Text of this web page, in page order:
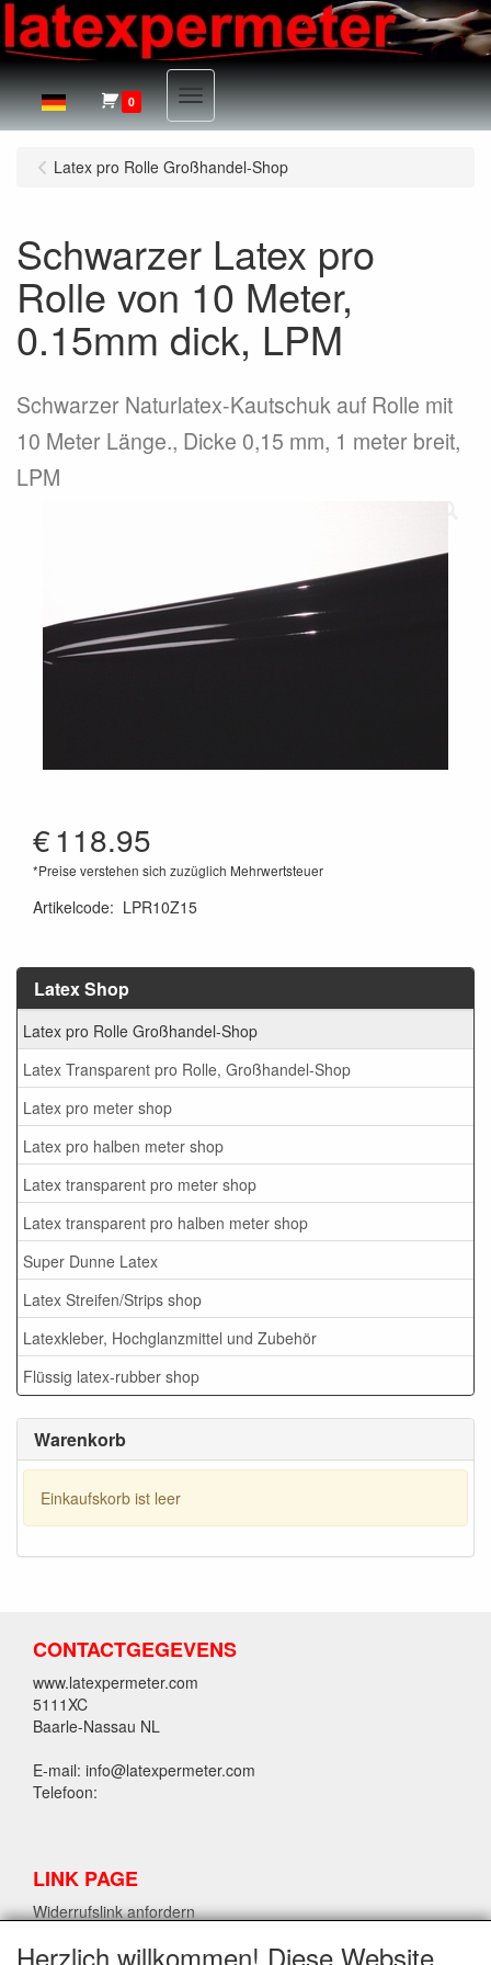
0 Menu
Latex Shop
Latex pro Rolle Großhandel-Shop
Latex Transparent pro Rolle, Großhandel-Shop
Latex pro meter shop
Latex pro halben meter shop
Latex transparent pro meter shop
Latex transparent pro halben meter shop
Super Dunne Latex
Latex Streifen/Strips shop
Latexkleber, Hochglanzmittel und Zubehör
Flüssig latex-rubber shop
Warenkorb
Einkaufskorb ist leer
Latex pro Rolle Großhandel-Shop
Schwarzer Latex pro
Rolle von 10 Meter,
0.15mm dick, LPM
Schwarzer Naturlatex-Kautschuk auf Rolle mit
10 Meter Länge., Dicke 0,15 mm, 1 meter breit,
LPM
€118.95
*Preise verstehen sich zuzüglich Mehrwertsteuer
Artikelcode: LPR10Z15
CONTACTGEGEVENS
www.latexpermeter.com
5111XC
Baarle-Nassau NL
E-mail: info@latexpermeter.com
Telefoon:
LINK PAGE
Widerrufslink anfordern
Herzlich willkommen! Diese Website